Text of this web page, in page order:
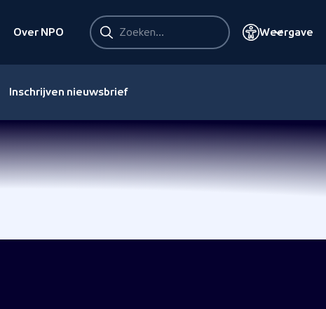
Over NPO
Zoeken
Zoeken
Weergave
Inschrijven nieuwsbrief